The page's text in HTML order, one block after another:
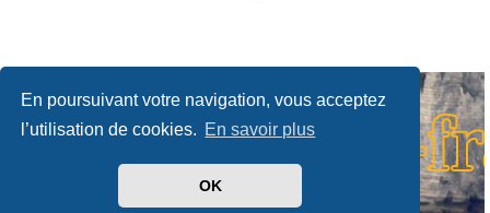
En poursuivant votre navigation, vous acceptez
l’utilisation de cookies. En savoir plus
OK